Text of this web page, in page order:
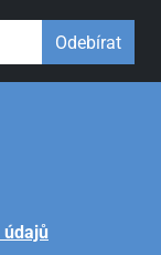
Odebírat